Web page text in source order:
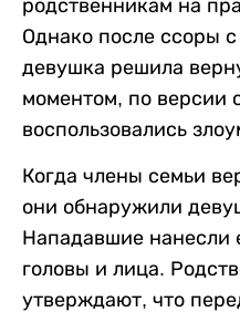
родственникам на
Однако после ссоры
девушка решила
моментом, по версии
воспользовались
Когда члены семьи
они обнаружили
Нападавшие нанесли
головы и лица.
утверждают, что